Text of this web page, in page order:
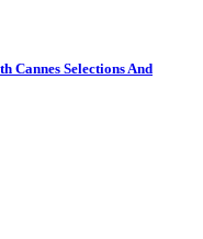
Cannes Selections And